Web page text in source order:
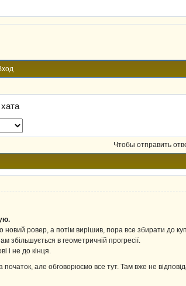
Чтобы отправить
новий ровер, а потім вирішив, пора все збирати до
збільшується в геометричній прогресії.
і не до кінця.
але обговорюємо все тут. Там вже не